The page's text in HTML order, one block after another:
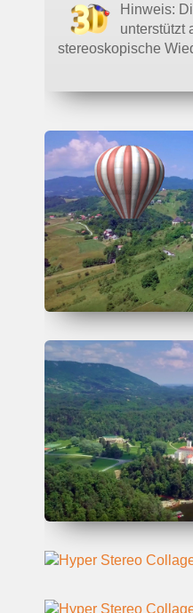
Hinweis:
unterstützt
stereoskopische